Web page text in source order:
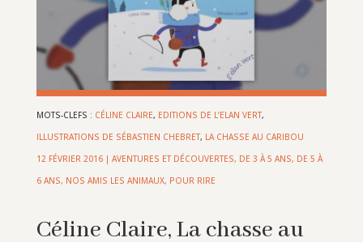
MOTS-CLEFS : CÉLINE CLAIRE, EDITIONS DE L’ELAN VERT,
ILLUSTRATIONS DE SÉBASTIEN CHEBRET, LA CHASSE AU CARIBOU
12 FÉVRIER 2016| AVENTURES ET DÉCOUVERTES, DE 3 À 5 ANS, DE 5 À
6 ANS, NOS AMIS LES ANIMAUX, POUR RIRE
Céline Claire, La chasse au